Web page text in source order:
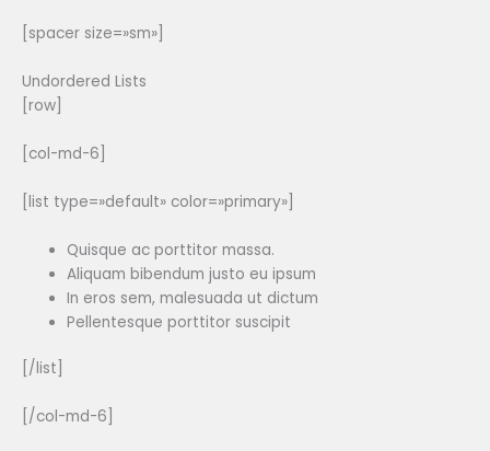
[spacer size=»sm»]
Undordered Lists
[row]
[col-md-6]
[list type=»default» color=»primary»]
Quisque ac porttitor massa.
Aliquam bibendum justo eu ipsum
In eros sem, malesuada ut dictum
Pellentesque porttitor suscipit
[/list]
[/col-md-6]